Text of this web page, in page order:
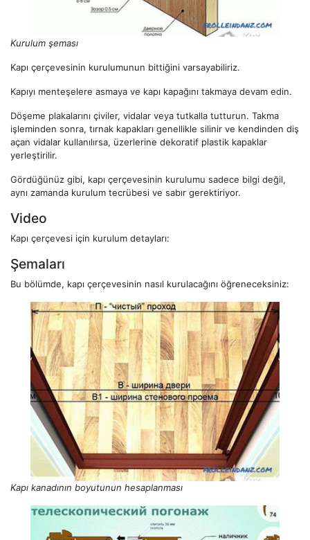
Kurulum şeması
Kapı çerçevesinin kurulumunun bittiğini varsayabiliriz.
Kapıyı menteşelere asmaya ve kapı kapağını takmaya devam edin.
Döşeme plakalarını çiviler, vidalar veya tutkalla tutturun. Takma
işleminden sonra, tırnak kapakları genellikle silinir ve kendinden diş
açan vidalar kullanılırsa, üzerlerine dekoratif plastik kapaklar
yerleştirilir.
Gördüğünüz gibi, kapı çerçevesinin kurulumu sadece bilgi değil,
aynı zamanda kurulum tecrübesi ve sabır gerektiriyor.
Video
Kapı çerçevesi için kurulum detayları:
Şemaları
Bu bölümde, kapı çerçevesinin nasıl kurulacağını öğreneceksiniz:
Kapı kanadının boyutunun hesaplanması